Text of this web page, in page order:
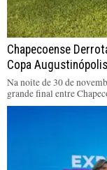
Chapecoense
Copa Augustinópolis
Na noite de 30 de
grande final entre